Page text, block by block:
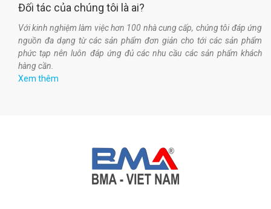
Đối tác của chúng tôi là ai?
Với kinh nghiệm làm việc hơn 100 nhà cung cấp, chúng tôi đáp ứng
nguồn đa dạng từ các sản phẩm đơn giản cho tới các sản phẩm
phức tạp nên luôn đáp ứng đủ các nhu cầu các sản phẩm khách
hàng cần.
Xem thêm